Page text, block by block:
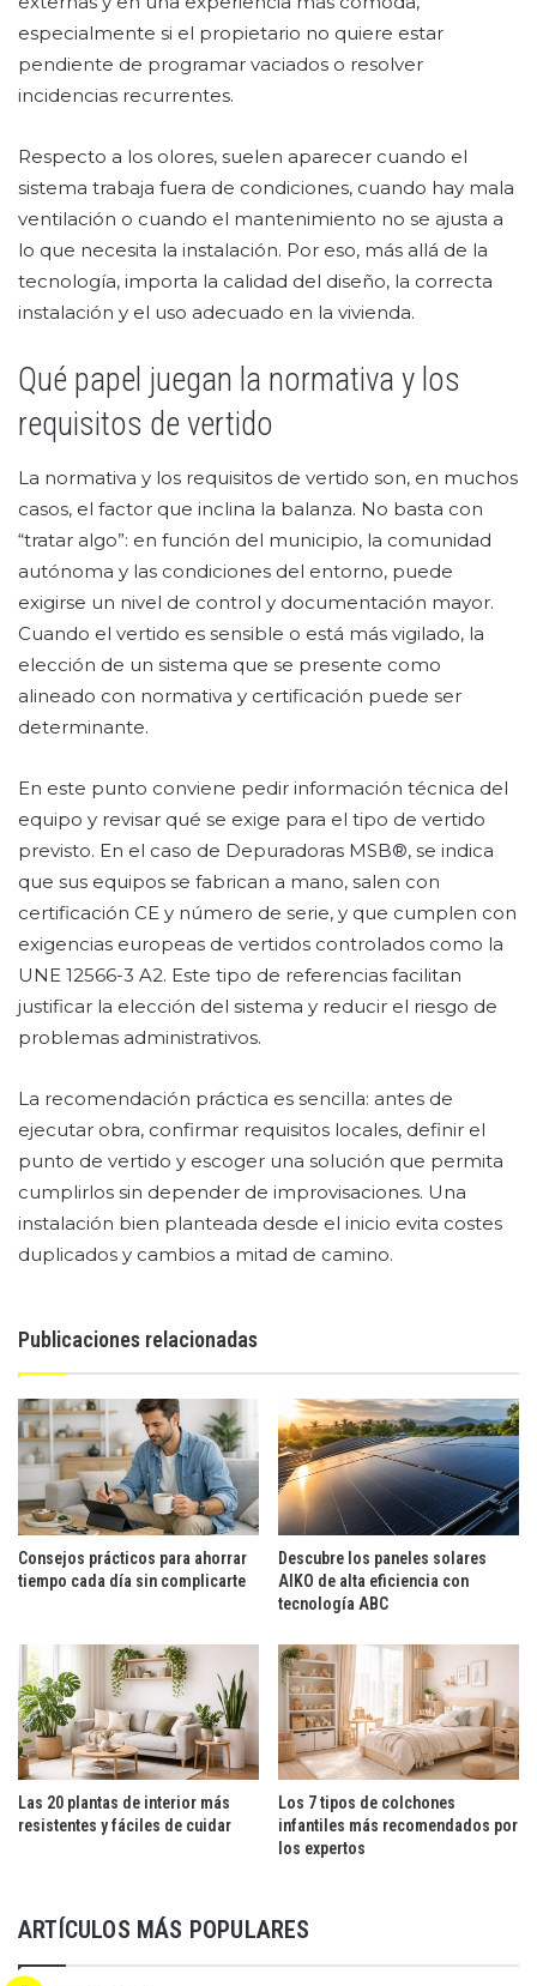
especialmente si el propietario no quiere estar
pendiente de programar vaciados o resolver
incidencias recurrentes.
Respecto a los olores, suelen aparecer cuando el
sistema trabaja fuera de condiciones, cuando hay mala
ventilación o cuando el mantenimiento no se ajusta a
lo que necesita la instalación. Por eso, más allá de la
tecnología, importa la calidad del diseño, la correcta
instalación y el uso adecuado en la vivienda.
Qué papel juegan la normativa y los
requisitos de vertido
La normativa y los requisitos de vertido son, en muchos
casos, el factor que inclina la balanza. No basta con
“tratar algo”: en función del municipio, la comunidad
autónoma y las condiciones del entorno, puede
exigirse un nivel de control y documentación mayor.
Cuando el vertido es sensible o está más vigilado, la
elección de un sistema que se presente como
alineado con normativa y certificación puede ser
determinante.
En este punto conviene pedir información técnica del
equipo y revisar qué se exige para el tipo de vertido
previsto. En el caso de Depuradoras MSB®, se indica
que sus equipos se fabrican a mano, salen con
certificación CE y número de serie, y que cumplen con
exigencias europeas de vertidos controlados como la
UNE 12566-3 A2. Este tipo de referencias facilitan
justificar la elección del sistema y reducir el riesgo de
problemas administrativos.
La recomendación práctica es sencilla: antes de
ejecutar obra, confirmar requisitos locales, definir el
punto de vertido y escoger una solución que permita
cumplirlos sin depender de improvisaciones. Una
instalación bien planteada desde el inicio evita costes
duplicados y cambios a mitad de camino.
Publicaciones relacionadas
Consejos prácticos para ahorrar
tiempo cada día sin complicarte
Descubre los paneles solares
AIKO de alta eficiencia con
tecnología ABC
Las 20 plantas de interior más
resistentes y fáciles de cuidar
Los 7 tipos de colchones
infantiles más recomendados por
los expertos
ARTÍCULOS MÁS POPULARES